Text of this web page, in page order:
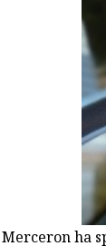
Merceron ha